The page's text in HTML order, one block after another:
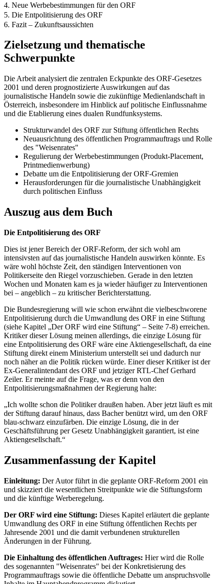
4. Neue Werbebestimmungen für den ORF
5. Die Entpolitisierung des ORF
6. Fazit – Zukunftsaussichten
Zielsetzung und thematische
Schwerpunkte
Die Arbeit analysiert die zentralen Eckpunkte des ORF-Gesetzes
2001 und deren prognostizierte Auswirkungen auf das
journalistische Handeln sowie die zukünftige Medienlandschaft in
Österreich, insbesondere im Hinblick auf politische Einflussnahme
und die Etablierung eines dualen Rundfunksystems.
Strukturwandel des ORF zur Stiftung öffentlichen Rechts
Neuausrichtung des öffentlichen Programmauftrags und Rolle
des "Weisenrates"
Regulierung der Werbebestimmungen (Produkt-Placement,
Printmedienwerbung)
Debatte um die Entpolitisierung der ORF-Gremien
Herausforderungen für die journalistische Unabhängigkeit
durch politischen Einfluss
Auszug aus dem Buch
Die Entpolitisierung des ORF
Dies ist jener Bereich der ORF-Reform, der sich wohl am
intensivsten auf das journalistische Handeln auswirken könnte. Es
wäre wohl höchste Zeit, den ständigen Interventionen von
Politikerseite den Riegel vorzuschieben. Gerade in den letzten
Wochen und Monaten kam es ja wieder häufiger zu Interventionen
bei – angeblich – zu kritischer Berichterstattung.
Die Bundesregierung will wie schon erwähnt die vielbeschworene
Entpolitisierung durch die Umwandlung des ORF in eine Stiftung
(siehe Kapitel „Der ORF wird eine Stiftung“ – Seite 7-8) erreichen.
Kritiker dieser Lösung meinen allerdings, die einzige Lösung für
eine Entpolitisierung des ORF wäre eine Aktiengesellschaft, da eine
Stiftung direkt einem Ministerium unterstellt sei und dadurch nur
noch näher an die Politik rücken würde. Einer dieser Kritiker ist der
Ex-Generalintendant des ORF und jetziger RTL-Chef Gerhard
Zeiler. Er meinte auf die Frage, was er denn von den
Entpolitisierungsmaßnahmen der Regierung halte:
„Ich wollte schon die Politiker draußen haben. Aber jetzt läuft es mit
der Stiftung darauf hinaus, dass Bacher benützt wird, um den ORF
blau-schwarz einzufärben. Die einzige Lösung, die in der
Geschäftsführung per Gesetz Unabhängigkeit garantiert, ist eine
Aktiengesellschaft.“
Zusammenfassung der Kapitel
Einleitung: Der Autor führt in die geplante ORF-Reform 2001 ein
und skizziert die wesentlichen Streitpunkte wie die Stiftungsform
und die künftige Werberegelung.
Der ORF wird eine Stiftung: Dieses Kapitel erläutert die geplante
Umwandlung des ORF in eine Stiftung öffentlichen Rechts per
Jahresende 2001 und die damit verbundenen strukturellen
Änderungen in der Führung.
Die Einhaltung des öffentlichen Auftrages: Hier wird die Rolle
des sogenannten "Weisenrates" bei der Konkretisierung des
Programmauftrags sowie die öffentliche Debatte um anspruchsvolle